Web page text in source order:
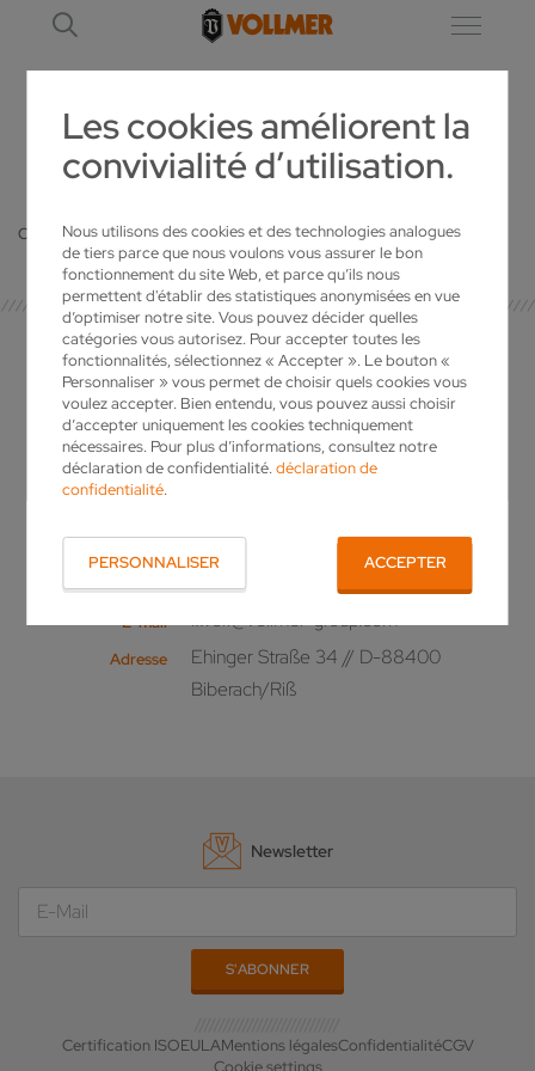
Les cookies améliorent la
convivialité d’utilisation.
Nous utilisons des cookies et des technologies analogues
de tiers parce que nous voulons vous assurer le bon
fonctionnement du site Web, et parce qu’ils nous
permettent d'établir des statistiques anonymisées en vue
d’optimiser notre site. Vous pouvez décider quelles
catégories vous autorisez. Pour accepter toutes les
fonctionnalités, sélectionnez « Accepter ». Le bouton «
Personnaliser » vous permet de choisir quels cookies vous
voulez accepter. Bien entendu, vous pouvez aussi choisir
d’accepter uniquement les cookies techniquement
nécessaires. Pour plus d’informations, consultez notre
déclaration de confidentialité.déclaration de
confidentialité.
PERSONNALISER ACCEPTER
DÉTAIL
Oops, an error occurred! Code: 20260810045825e743c539
CONTACT PRESSE
Téléphone +49 (0)7351/571-277
E-mail i.wolf@vollmer-group.com
Adresse
Ehinger Straße 34 // D-88400
Biberach/Riß
Newsletter
Certification ISOEULAMentions légalesConfidentialitéCGV
Cookie settings